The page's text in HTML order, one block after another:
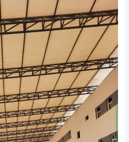
مظلات
مدارس
في
مكة